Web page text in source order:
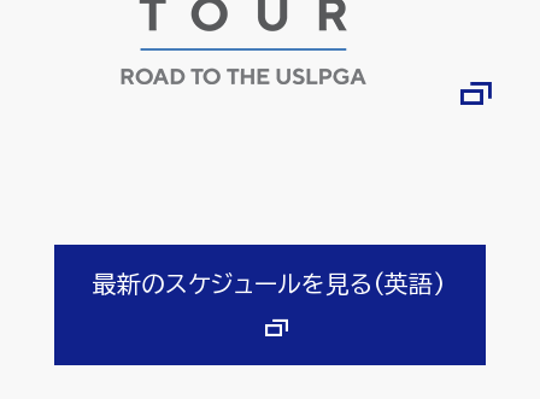
最新のスケジュールを見る(英語)